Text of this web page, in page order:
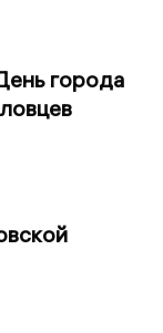
города